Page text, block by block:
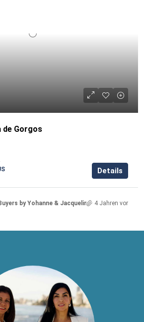
de Gorgos
Details
by Yohanne & Jacqueline 4 Jahren vor